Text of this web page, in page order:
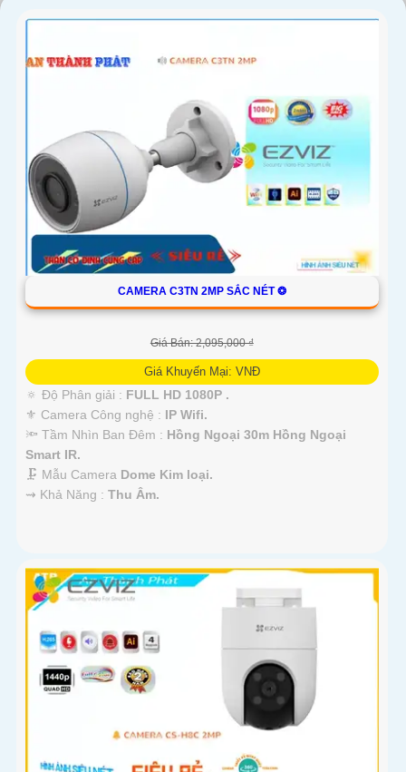
CAMERA C3TN 2MP SẮC NÉT ❂
Giá Bán: 2,095,000 ₫
Giá Khuyến Mại: VNĐ
🔅 Độ Phân giải : FULL HD 1080P .
⚜️ Camera Công nghệ : IP Wifi.
🔦 Tầm Nhìn Ban Đêm : Hồng Ngoại 30m Hồng Ngoại
Smart IR.
🗜️ Mẫu Camera Dome Kim loại.
️⇝ Khả Năng : Thu Âm.